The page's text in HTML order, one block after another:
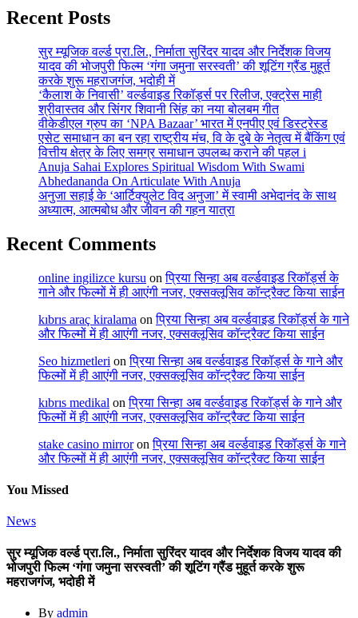
Recent Posts
सुर म्यूजिक वर्ल्ड प्रा.लि., निर्माता सुरिंदर यादव और निर्देशक विजय
यादव की भोजपुरी फिल्म ‘गंगा जमुना सरस्वती’ की शूटिंग ग्रैंड मुहूर्त
करके शुरू महराजगंज, भदोही में
‘कैलाश के निवासी’ वर्ल्डवाइड रिकॉर्ड्स पर रिलीज, एक्ट्रेस माही
श्रीवास्तव और सिंगर शिवानी सिंह का नया बोलबम गीत
वीकेडीएल ग्रुप का ‘NPA Bazaar’ भारत में एनपीए एवं डिस्ट्रेस्ड
एसेट समाधान का बन रहा राष्ट्रीय मंच, वि के दुबे के नेतृत्व में बैंकिंग एवं
वित्तीय क्षेत्र के लिए समग्र समाधान उपलब्ध कराने की पहल i
Anuja Sahai Explores Spiritual Wisdom With Swami
Abhedananda On Articulate With Anuja
अनुजा सहाई के ‘आर्टिक्युलेट विद अनुजा’ में स्वामी अभेदानंद के साथ
अध्यात्म, आत्मबोध और जीवन की गहन यात्रा
Recent Comments
online ingilizce kursu onप्रिया सिन्हा अब वर्ल्डवाइड रिकॉर्ड्स के
गाने और फिल्मों में ही आएंगी नजर, एक्सक्लूसिव कॉन्ट्रैक्ट किया साईन
kıbrıs araç kiralama onप्रिया सिन्हा अब वर्ल्डवाइड रिकॉर्ड्स के गाने
और फिल्मों में ही आएंगी नजर, एक्सक्लूसिव कॉन्ट्रैक्ट किया साईन
Seo hizmetleri onप्रिया सिन्हा अब वर्ल्डवाइड रिकॉर्ड्स के गाने और
फिल्मों में ही आएंगी नजर, एक्सक्लूसिव कॉन्ट्रैक्ट किया साईन
kıbrıs medikal onप्रिया सिन्हा अब वर्ल्डवाइड रिकॉर्ड्स के गाने और
फिल्मों में ही आएंगी नजर, एक्सक्लूसिव कॉन्ट्रैक्ट किया साईन
stake casino mirroronप्रिया सिन्हा अब वर्ल्डवाइड रिकॉर्ड्स के गाने
और फिल्मों में ही आएंगी नजर, एक्सक्लूसिव कॉन्ट्रैक्ट किया साईन
You Missed
News
सुर म्यूजिक वर्ल्ड प्रा.लि., निर्माता सुरिंदर यादव और निर्देशक विजय यादव की
भोजपुरी फिल्म ‘गंगा जमुना सरस्वती’ की शूटिंग ग्रैंड मुहूर्त करके शुरू
महराजगंज, भदोही में
By admin